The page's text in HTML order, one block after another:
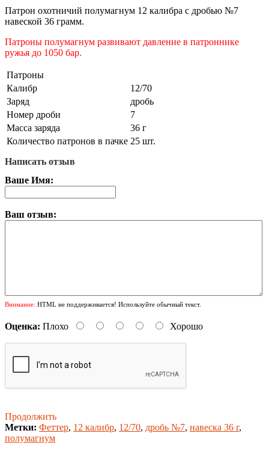
Патрон охотничий полумагнум 12 калибра с дробью №7
навеской 36 грамм.
Патроны полумагнум развивают давление в патроннике
ружья до 1050 бар.
Патроны
Калибр
12/70
Заряд
дробь
Номер дроби
7
Масса заряда
36 г
Количество патронов в пачке 25 шт.
Написать отзыв
Ваше Имя:
Ваш отзыв:
Внимание: HTML не поддерживается! Используйте обычный текст.
Оценка: Плохо Хорошо
Продолжить
Метки: Феттер, 12 калибр, 12/70, дробь №7, навеска 36 г,
полумагнум